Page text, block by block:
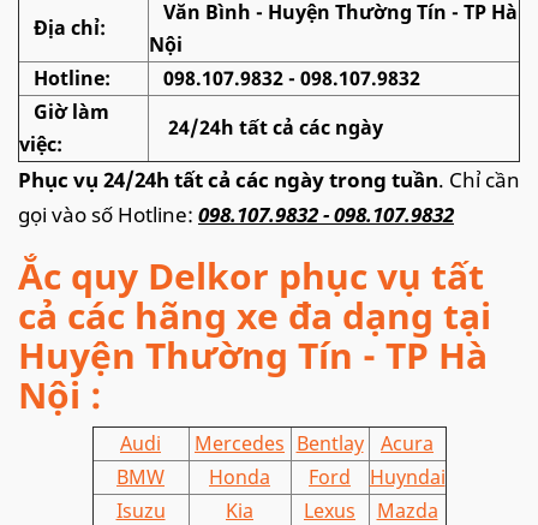
Địa chỉ:
Văn Bình - Huyện Thường Tín - TP Hà
Nội
Hotline:
098.107.9832 - 098.107.9832
Giờ làm
việc:
24/24h tất cả các ngày
Phục vụ 24/24h tất cả các ngày trong tuần. Chỉ cần
gọi vào số Hotline: 098.107.9832 - 098.107.9832
Ắc quy Delkor phục vụ tất
cả các hãng xe đa dạng tại
Huyện Thường Tín - TP Hà
Nội :
Audi Mercedes Bentlay
Acura
BMW
Honda Ford
Huyndai
Isuzu
Kia Lexus
Mazda